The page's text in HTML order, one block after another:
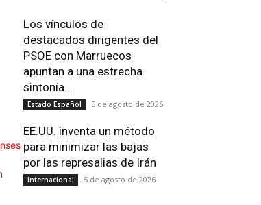
Impresión Telegram
Los vínculos de
destacados dirigentes del
PSOE con Marruecos
apuntan a una estrecha
sintonía...
Estado Español 5 de agosto de 2026
EE.UU. inventa un método
para minimizar las bajas
por las represalias de Irán
Internacional 5 de agosto de 2026